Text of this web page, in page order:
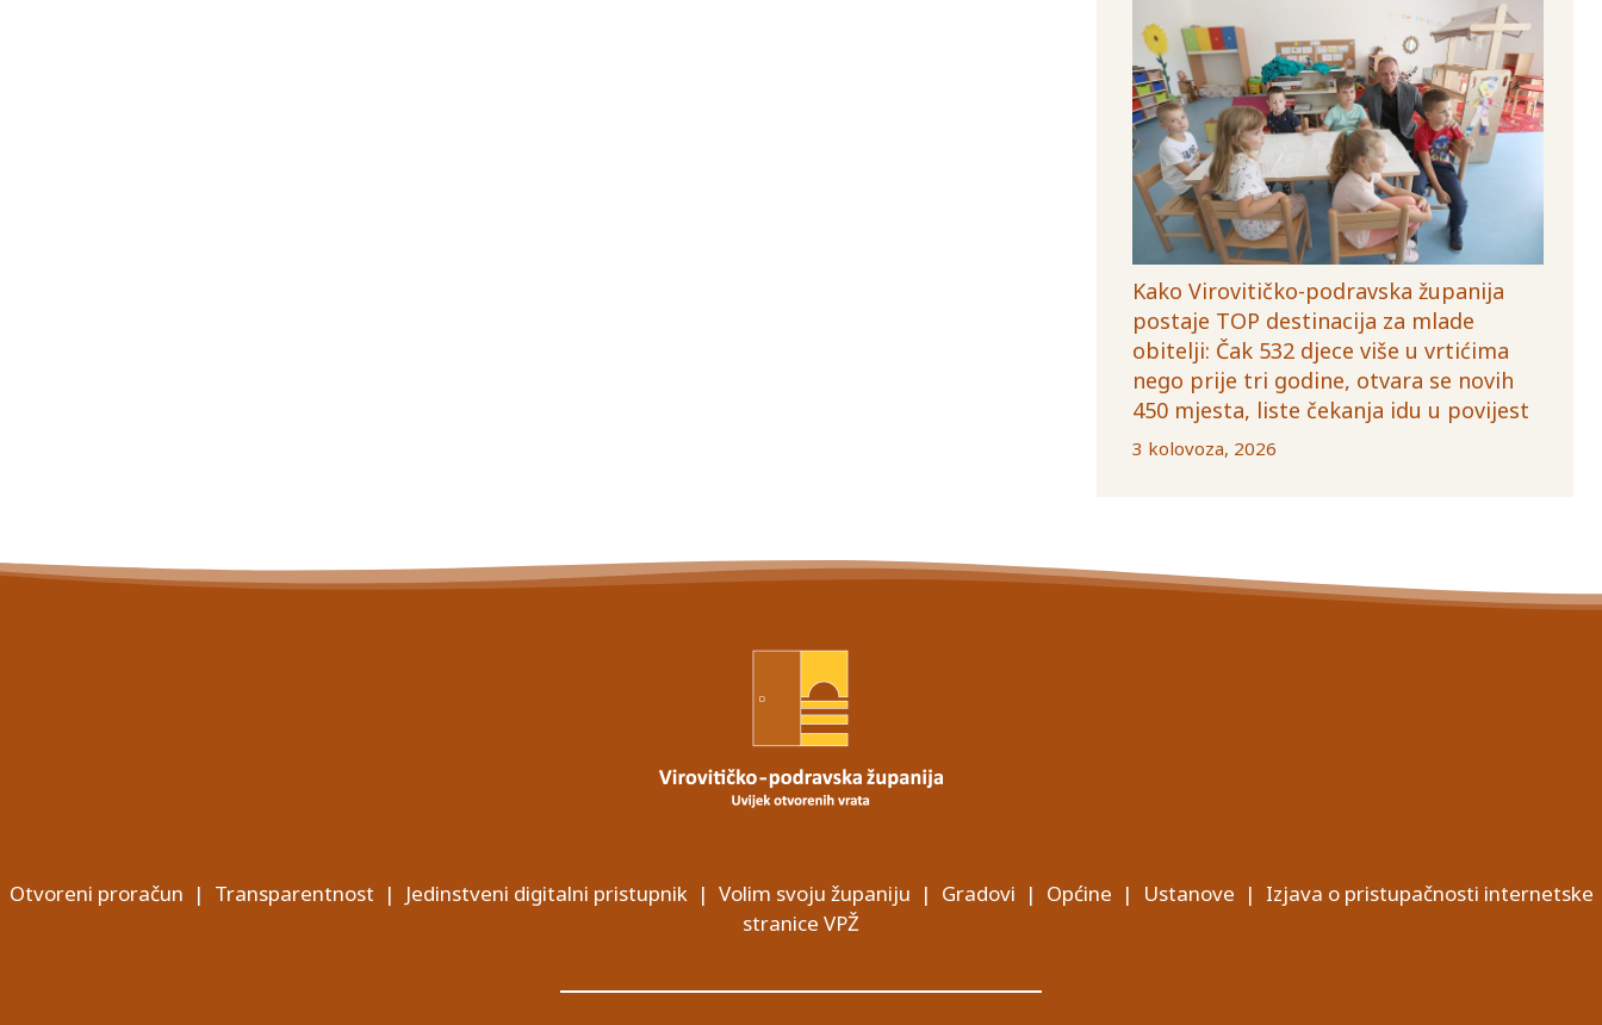
Kako Virovitičko-podravska županija
postaje TOP destinacija za mlade
obitelji: Čak 532 djece više u vrtićima
nego prije tri godine, otvara se novih
450 mjesta, liste čekanja idu u povijest
3 kolovoza, 2026
Otvoreni proračun | Transparentnost | Jedinstveni digitalni pristupnik| Volim svoju županiju | Gradovi | Općine | Ustanove | Izjava o pristupačnosti internetske
stranice VPŽ